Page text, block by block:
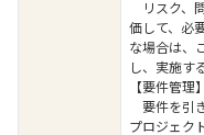
リスク、
価して、必
な場合は、
し、実施す
【要件管理】
要件を引
プロジェク